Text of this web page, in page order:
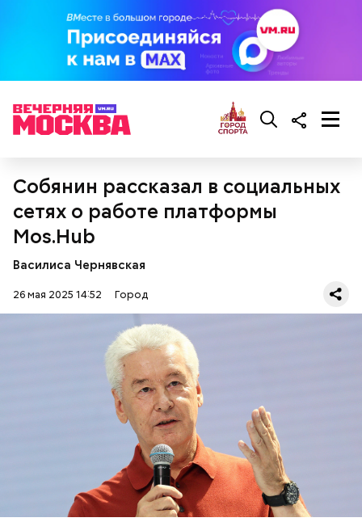
Собянин рассказал в социальных
сетях о работе платформы
Mos.Hub
Василиса Чернявская
26 мая 2025 14:52 Город
В Молжаниновском районе началось
строительство образовательного комплекса. В
новой школе будут учиться 1050 ребят. На
прилегающей территории разместят стадион,
площадки для активных игр, зону тихого отдыха.
Сейчас на севере Москвы строят 15 социальных
объектов.